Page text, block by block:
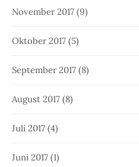
November 2017 (9)
Oktober 2017 (5)
September 2017 (8)
August 2017 (8)
Juli 2017 (4)
Juni 2017 (1)